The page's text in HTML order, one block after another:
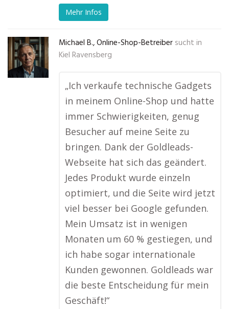
Mehr Infos
Michael B., Online-Shop-Betreiber sucht in
Kiel Ravensberg
„Ich verkaufe technische Gadgets
in meinem Online-Shop und hatte
immer Schwierigkeiten, genug
Besucher auf meine Seite zu
bringen. Dank der Goldleads-
Webseite hat sich das geändert.
Jedes Produkt wurde einzeln
optimiert, und die Seite wird jetzt
viel besser bei Google gefunden.
Mein Umsatz ist in wenigen
Monaten um 60 % gestiegen, und
ich habe sogar internationale
Kunden gewonnen. Goldleads war
die beste Entscheidung für mein
Geschäft!“